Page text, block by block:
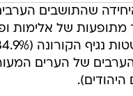
שהתושבים